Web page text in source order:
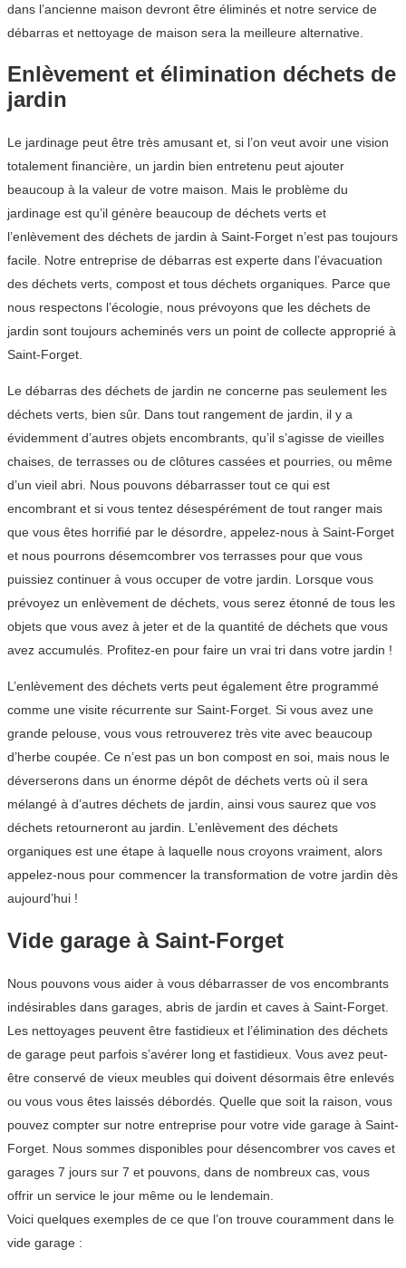
dans l’ancienne maison devront être éliminés et notre service de
débarras et nettoyage de maison sera la meilleure alternative.
Enlèvement et élimination déchets de
jardin
Le jardinage peut être très amusant et, si l’on veut avoir une vision
totalement financière, un jardin bien entretenu peut ajouter
beaucoup à la valeur de votre maison. Mais le problème du
jardinage est qu’il génère beaucoup de déchets verts et
l’enlèvement des déchets de jardin à Saint-Forget n’est pas toujours
facile. Notre entreprise de débarras est experte dans l’évacuation
des déchets verts, compost et tous déchets organiques. Parce que
nous respectons l’écologie, nous prévoyons que les déchets de
jardin sont toujours acheminés vers un point de collecte approprié à
Saint-Forget.
Le débarras des déchets de jardin ne concerne pas seulement les
déchets verts, bien sûr. Dans tout rangement de jardin, il y a
évidemment d’autres objets encombrants, qu’il s’agisse de vieilles
chaises, de terrasses ou de clôtures cassées et pourries, ou même
d’un vieil abri. Nous pouvons débarrasser tout ce qui est
encombrant et si vous tentez désespérément de tout ranger mais
que vous êtes horrifié par le désordre, appelez-nous à Saint-Forget
et nous pourrons désemcombrer vos terrasses pour que vous
puissiez continuer à vous occuper de votre jardin. Lorsque vous
prévoyez un enlèvement de déchets, vous serez étonné de tous les
objets que vous avez à jeter et de la quantité de déchets que vous
avez accumulés. Profitez-en pour faire un vrai tri dans votre jardin !
L’enlèvement des déchets verts peut également être programmé
comme une visite récurrente sur Saint-Forget. Si vous avez une
grande pelouse, vous vous retrouverez très vite avec beaucoup
d’herbe coupée. Ce n’est pas un bon compost en soi, mais nous le
déverserons dans un énorme dépôt de déchets verts où il sera
mélangé à d’autres déchets de jardin, ainsi vous saurez que vos
déchets retourneront au jardin. L’enlèvement des déchets
organiques est une étape à laquelle nous croyons vraiment, alors
appelez-nous pour commencer la transformation de votre jardin dès
aujourd’hui !
Vide garage à Saint-Forget
Nous pouvons vous aider à vous débarrasser de vos encombrants
indésirables dans garages, abris de jardin et caves à Saint-Forget.
Les nettoyages peuvent être fastidieux et l’élimination des déchets
de garage peut parfois s’avérer long et fastidieux. Vous avez peut-
être conservé de vieux meubles qui doivent désormais être enlevés
ou vous vous êtes laissés débordés. Quelle que soit la raison, vous
pouvez compter sur notre entreprise pour votre vide garage à Saint-
Forget. Nous sommes disponibles pour désencombrer vos caves et
garages 7 jours sur 7 et pouvons, dans de nombreux cas, vous
offrir un service le jour même ou le lendemain.
Voici quelques exemples de ce que l’on trouve couramment dans le
vide garage :